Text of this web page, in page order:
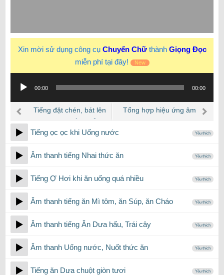
Xin mời sử dụng công cụ Chuyển Chữthành Giọng Đọc
miễn phí tại đây!
New
phát
âm
thanh
00:00 00:00
Tiếng đặt chén, bát lên
Tổng hợp hiệu ứng âm
Tiếng ọc ọc khi Uống nước Yêu thích
Âm thanh tiếng Nhai thức ăn Yêu thích
Tiếng Ợ Hơi khi ăn uống quá nhiều Yêu thích
Âm thanh tiếng ăn Mì tôm, ăn Súp, ăn Cháo Yêu thích
Âm thanh tiếng Ăn Dưa hấu, Trái cây Yêu thích
Âm thanh Uống nước, Nuốt thức ăn Yêu thích
Tiếng ăn Dưa chuột giòn tươi Yêu thích